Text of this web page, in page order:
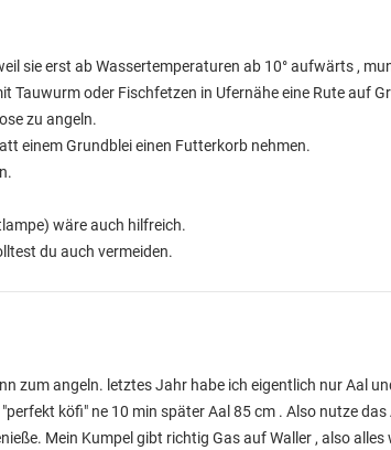
sie erst ab Wassertemperaturen ab 10° aufwärts ,
Tauwurm oder Fischfetzen in Ufernähe eine Rute auf
zu angeln.
einem Grundblei einen Futterkorb nehmen.
wäre auch hilfreich.
du auch vermeiden.
zum angeln. letztes Jahr habe ich eigentlich nur Aal
köfi" ne 10 min später Aal 85 cm . Also nutze
Mein Kumpel gibt richtig Gas auf Waller , also